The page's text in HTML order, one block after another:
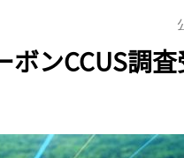
ボンCCUS調